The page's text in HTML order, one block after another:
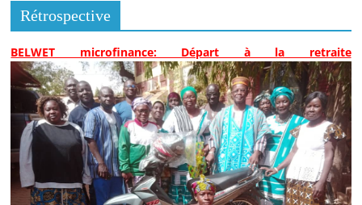
Rétrospective
BELWET microfinance: Départ à la retraite